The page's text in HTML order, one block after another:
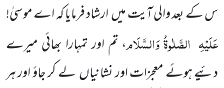
س کے بعد والی آیت میںارشاد فرمایا کہ اے موسیٰ!
عَلَیْہِ الصَّلٰوۃُ وَالسَّلَام، تم اور تمہارا بھائی میرے
دئیے ہوئے معجزات اور نشانیاںلے کر جاؤ اور ہر